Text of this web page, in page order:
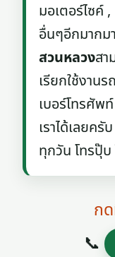
มอเตอร์ไซค์
อื่นๆอีกมากม
สวนหลวงสา
เรียกใช้งาน
เบอร์โทรศัพ
เราได้เลยค
ทุกวัน โทรปุ๊
ก
📞